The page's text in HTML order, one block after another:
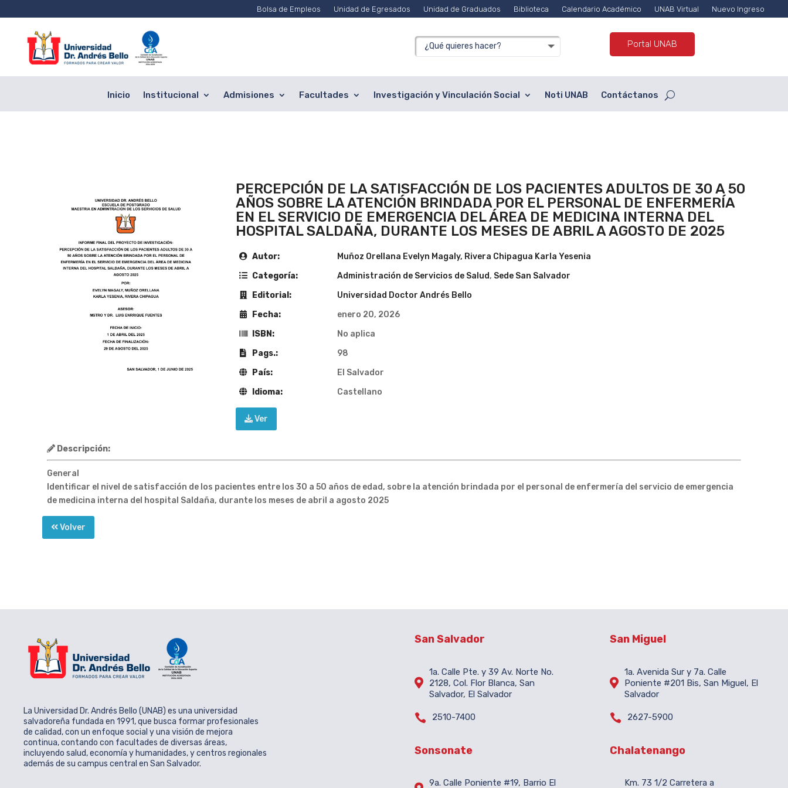
Bolsa de Empleos Unidad de Egresados Unidad de Graduados Biblioteca Calendario Académico UNAB Virtual Nuevo Ingreso
Portal UNAB
Inicio Institucional Admisiones Facultades Investigación y Vinculación Social Noti UNAB Contáctanos
PERCEPCIÓN DE LA SATISFACCIÓN DE LOS PACIENTES ADULTOS DE 30 A 50
AÑOS SOBRE LA ATENCIÓN BRINDADA POR EL PERSONAL DE ENFERMERÍA
EN EL SERVICIO DE EMERGENCIA DEL ÁREA DE MEDICINA INTERNA DEL
HOSPITAL SALDAÑA, DURANTE LOS MESES DE ABRIL A AGOSTO DE 2025
Autor:
Muñoz Orellana Evelyn Magaly, Rivera Chipagua Karla Yesenia
Categoría:
Administración de Servicios de Salud, Sede San Salvador
Editorial:
Universidad Doctor Andrés Bello
Fecha:
enero 20, 2026
ISBN:
No aplica
Pags.:
98
País:
El Salvador
Idioma:
Castellano
Ver
Descripción:
General
Identificar el nivel de satisfacción de los pacientes entre los 30 a 50 años de edad, sobre la atención brindada por el personal de enfermería del servicio de emergencia
de medicina interna del hospital Saldaña, durante los meses de abril a agosto 2025
Volver
La Universidad Dr. Andrés Bello (UNAB) es una universidad
salvadoreña fundada en 1991, que busca formar profesionales
de calidad, con un enfoque social y una visión de mejora
continua, contando con facultades de diversas áreas,
incluyendo salud, economía y humanidades, y centros regionales
además de su campus central en San Salvador.
San Salvador

1a. Calle Pte. y 39 Av. Norte No.
2128, Col. Flor Blanca, San
Salvador, El Salvador
 2510-7400
Sonsonate
9a. Calle Poniente #19, Barrio El
San Miguel

1a. Avenida Sur y 7a. Calle
Poniente #201 Bis, San Miguel, El
Salvador
 2627-5900
Chalatenango
Km. 73 1/2 Carretera a